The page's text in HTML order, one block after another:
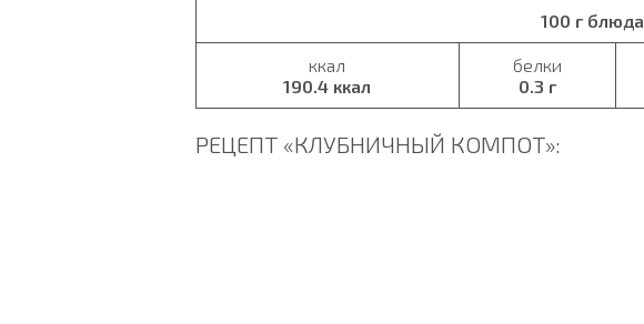
100 г блюда
ккал
190.4 ккал
белки
0.3 г
РЕЦЕПТ «КЛУБНИЧНЫЙ КОМПОТ»: